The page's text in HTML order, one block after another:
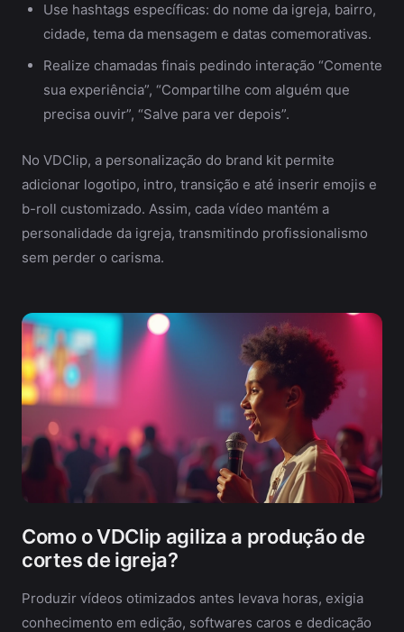
Use hashtags específicas: do nome da igreja, bairro,
cidade, tema da mensagem e datas comemorativas.
Realize chamadas finais pedindo interação “Comente
sua experiência”, “Compartilhe com alguém que
precisa ouvir”, “Salve para ver depois”.
No VDClip, a personalização do brand kit permite
adicionar logotipo, intro, transição e até inserir emojis e
b-roll customizado. Assim, cada vídeo mantém a
personalidade da igreja, transmitindo profissionalismo
sem perder o carisma.
Como o VDClip agiliza a produção de
cortes de igreja?
Produzir vídeos otimizados antes levava horas, exigia
conhecimento em edição, softwares caros e dedicação